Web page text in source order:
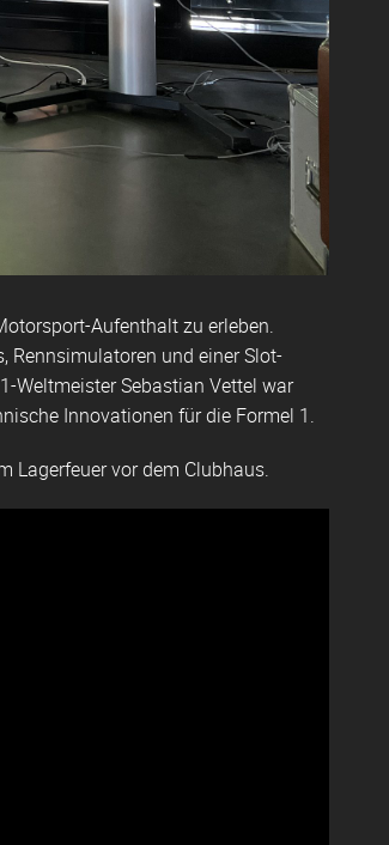
Aufenthalt zu erleben.
Rennsimulatoren und einer Slot-
Weltmeister Sebastian Vettel war
Innovationen für die Formel 1.
Lagerfeuer vor dem Clubhaus.